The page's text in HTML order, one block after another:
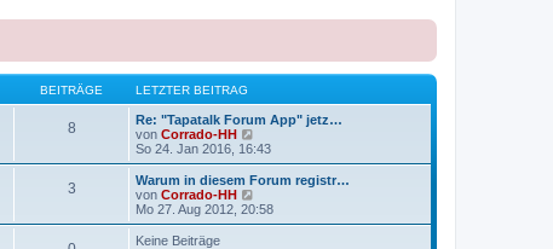
BEITRÄGE LETZTER BEITRAG
8
Re: "Tapatalk Forum App" jetz…
von Corrado-HH
e
u
e
t
So 24. Jan 2016, 16:43
3
Warum in diesem Forum registr…
von Corrado-HH
e
u
Mo 27. Aug 2012, 20:58
Keine Beiträge